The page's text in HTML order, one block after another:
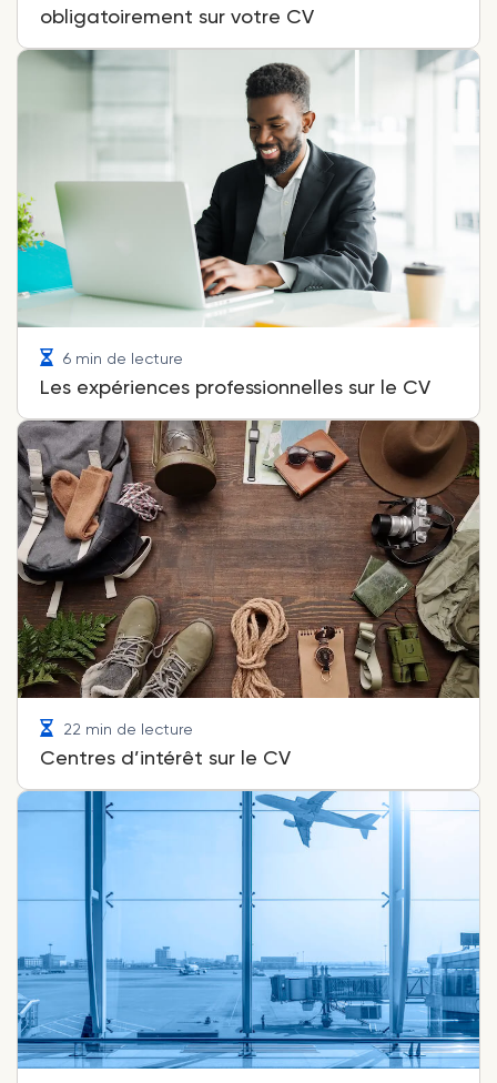
obligatoirement sur votre CV
6 min de lecture
Les expériences professionnelles sur le CV
22 min de lecture
Centres d’intérêt sur le CV